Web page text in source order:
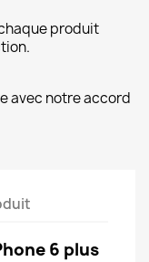
produit
avec notre accord
6 plus